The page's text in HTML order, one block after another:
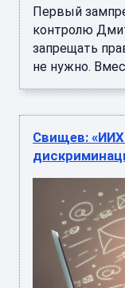
Первый
контролю
запрещать
не нужно.
Свищев: